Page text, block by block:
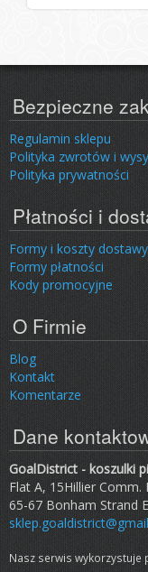
Bezpieczne
Regulamin sklepu
Polityka zwrotów i
Polityka prywatności
Płatności i
Formy i koszty dostawy
Formy płatności
Kody promocyjne
O Firmie
Blog
Kontakt
Komentarze
Dane
GoalDistrict - koszulki
Flat A, 15Hillier Comm.
65-67 Bonham Strand
Nasz serwis wykorzystuje